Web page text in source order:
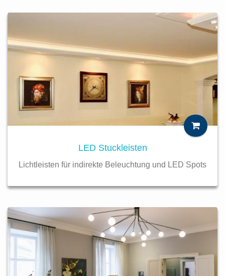
LED Stuckleisten
Lichtleisten für indirekte Beleuchtung und LED Spots